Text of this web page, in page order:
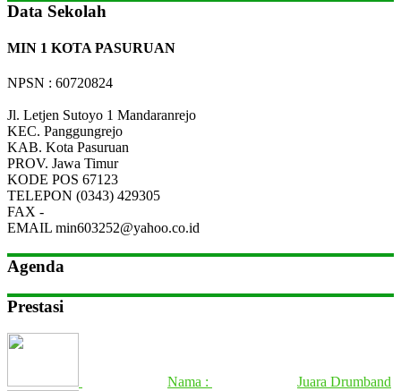
Data Sekolah
MIN 1 KOTA PASURUAN
NPSN : 60720824
Jl. Letjen Sutoyo 1 Mandaranrejo
KEC. Panggungrejo
KAB. Kota Pasuruan
PROV. Jawa Timur
KODE POS 67123
TELEPON (0343) 429305
FAX -
EMAIL min603252@yahoo.co.id
Agenda
Prestasi
Nama : Juara Drumband